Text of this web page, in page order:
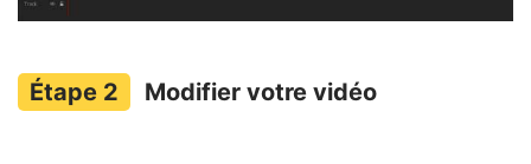
Modifier votre vidéo